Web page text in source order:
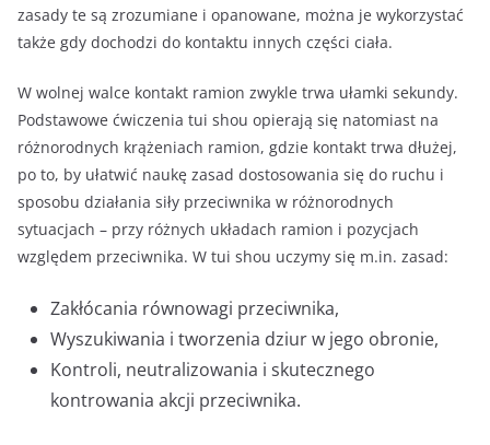
zasady te są zrozumiane i opanowane, można je wykorzystać
także gdy dochodzi do kontaktu innych części ciała.
W wolnej walce kontakt ramion zwykle trwa ułamki sekundy.
Podstawowe ćwiczenia tui shou opierają się natomiast na
różnorodnych krążeniach ramion, gdzie kontakt trwa dłużej,
po to, by ułatwić naukę zasad dostosowania się do ruchu i
sposobu działania siły przeciwnika w różnorodnych
sytuacjach – przy różnych układach ramion i pozycjach
względem przeciwnika. W tui shou uczymy się m.in. zasad:
Zakłócania równowagi przeciwnika,
Wyszukiwania i tworzenia dziur w jego obronie,
Kontroli, neutralizowania i skutecznego
kontrowania akcji przeciwnika.